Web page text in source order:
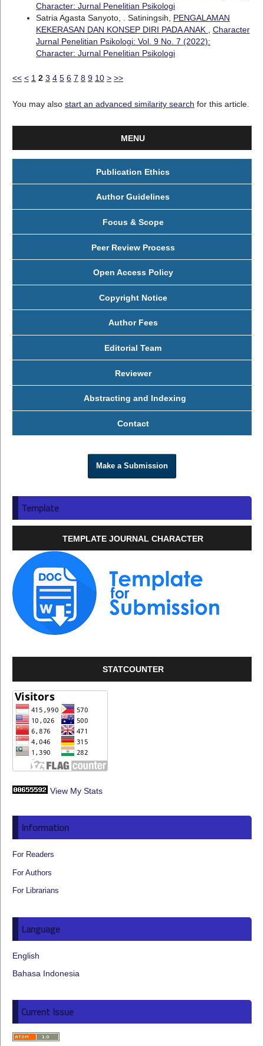
Character: Jurnal Penelitian Psikologi
Satria Agasta Sanyoto, . Satiningsih, PENGALAMAN
KEKERASAN DAN KONSEP DIRI PADA ANAK
Character
Jurnal Penelitian Psikologi: Vol. 9 No. 7 (2022):
Character: Jurnal Penelitian Psikologi
<< < 1 2 3 4 5 6 7 8 9 10 > >>
You may also start an advanced similarity search for this article.
MENU
Publication Ethics
Author Guidelines
Focus & Scope
Peer Review Process
Open Access Policy
Copyright Notice
Author Fees
Editorial Team
Reviewer
Abstracting and Indexing
Contact
Make a Submission
Template
TEMPLATE JOURNAL CHARACTER
STATCOUNTER
View My Stats
Information
For Readers
For Authors
For Librarians
Language
English
Bahasa Indonesia
Current Issue